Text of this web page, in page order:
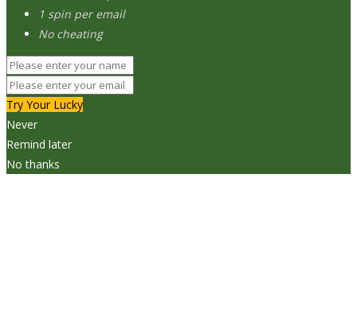
1 spin per email
No cheating
Try Your Lucky
Never
Remind later
No thanks